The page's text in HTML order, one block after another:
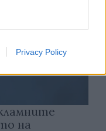
Privacy Policy
на